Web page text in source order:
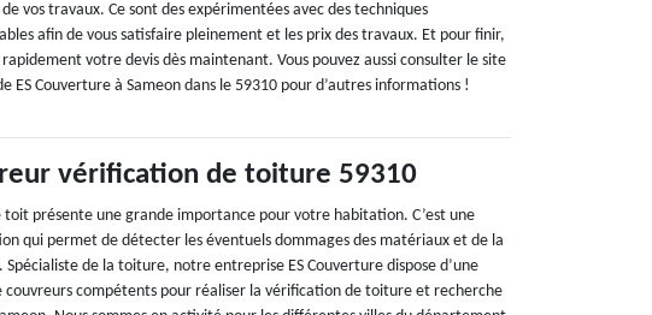
vos travaux. Ce sont des expérimentées avec des techniques
afin de vous satisfaire pleinement et les prix des travaux. Et pour finir,
votre devis dès maintenant. Vous pouvez aussi consulter le site
ES Couverture à Sameon dans le 59310 pour d’autres informations !
vérification de toiture 59310
toit présente une grande importance pour votre habitation. C’est une
qui permet de détecter les éventuels dommages des matériaux et de la
de la toiture, notre entreprise ES Couverture dispose d’une
couvreurs compétents pour réaliser la vérification de toiture et recherche